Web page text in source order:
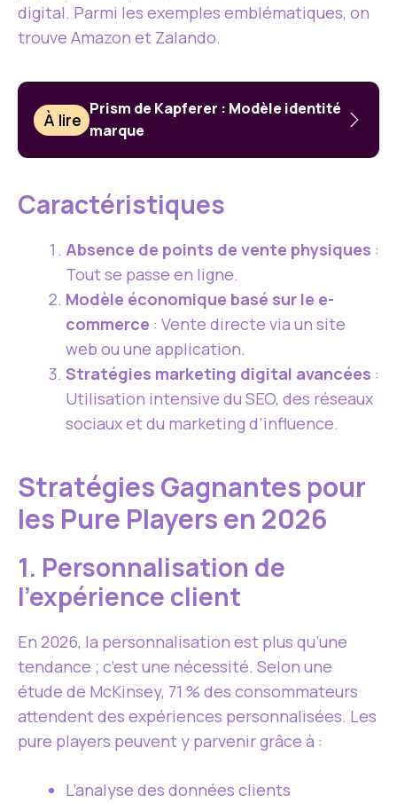
digital. Parmi les exemples emblématiques, on
trouve Amazon et Zalando.
À lire
Prism de Kapferer : Modèle identité
marque
Caractéristiques
Absence de points de vente physiques :
Tout se passe en ligne.
Modèle économique basé sur le e-
commerce : Vente directe via un site
web ou une application.
Stratégies marketing digital avancées :
Utilisation intensive du SEO, des réseaux
sociaux et du marketing d’influence.
Stratégies Gagnantes pour
les Pure Players en 2026
1. Personnalisation de
l’expérience client
En 2026, la personnalisation est plus qu’une
tendance ; c’est une nécessité. Selon une
étude de McKinsey, 71 % des consommateurs
attendent des expériences personnalisées. Les
pure players peuvent y parvenir grâce à :
L’analyse des données clients